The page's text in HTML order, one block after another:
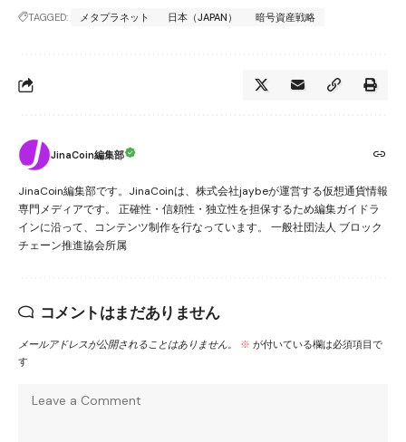
TAGGED: メタプラネット 日本（JAPAN） 暗号資産戦略
JinaCoin編集部
JinaCoin編集部です。JinaCoinは、株式会社jaybeが運営する仮想通貨情報
専門メディアです。 正確性・信頼性・独立性を担保するため編集ガイドラ
インに沿って、コンテンツ制作を行なっています。 一般社団法人 ブロック
チェーン推進協会所属
コメントはまだありません
メールアドレスが公開されることはありません。 ※ が付いている欄は必須項目で
す